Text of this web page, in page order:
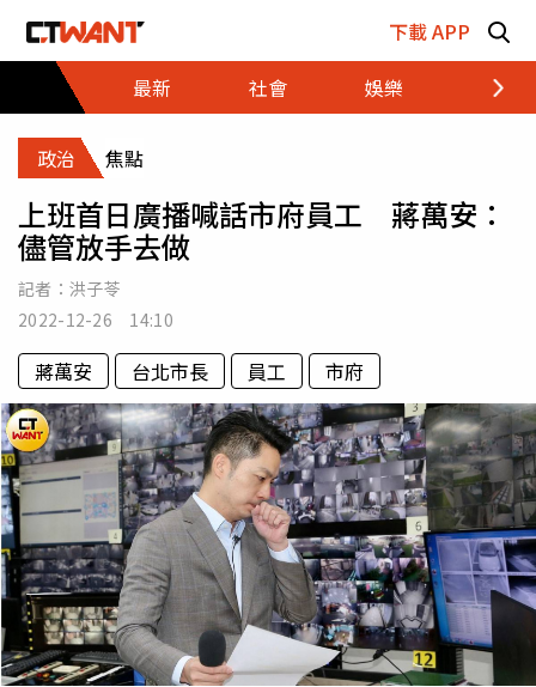
下載 APP
最新
社會 娛樂 財經
政治 焦點
上班首日廣播喊話市府員工 蔣萬安：
儘管放手去做
記者： 洪子苓
2022-12-26 14:10
蔣萬安 台北市長 員工 市府